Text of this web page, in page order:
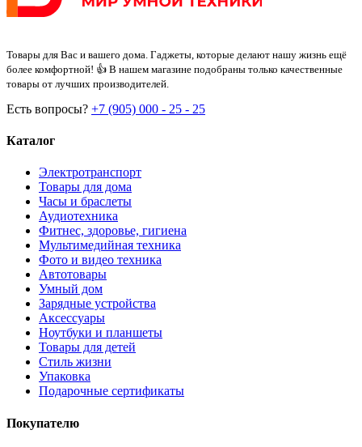
Товары для Вас и вашего дома. Гаджеты, которые делают нашу жизнь ещё
более комфортной! 👍 В нашем магазине подобраны только качественные
товары от лучших производителей.
Есть вопросы? +7 (905) 000 - 25 - 25
Каталог
Электротранспорт
Товары для дома
Часы и браслеты
Аудиотехника
Фитнес, здоровье, гигиена
Мультимедийная техника
Фото и видео техника
Автотовары
Умный дом
Зарядные устройства
Аксессуары
Ноутбуки и планшеты
Товары для детей
Стиль жизни
Упаковка
Подарочные сертификаты
Покупателю